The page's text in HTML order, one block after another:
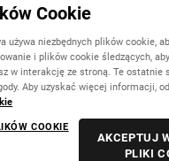
90
Cookie
używa niezbędnych plików cookie,
i plików cookie śledzących,
w interakcję ze stroną. Te ostatnie
Aby uzyskać więcej informacji,
COOKIE
AKCEPTUJ
PLIKI